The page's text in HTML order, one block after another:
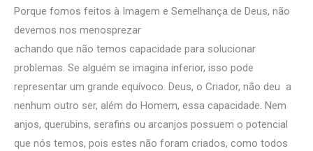
Porque fomos feitos à Imagem e Semelhança de Deus, não
devemos nos menosprezar
achando que não temos capacidade para solucionar
problemas. Se alguém se imagina inferior, isso pode
representar um grande equívoco. Deus, o Criador, não deu a
nenhum outro ser, além do Homem, essa capacidade. Nem
anjos, querubins, serafins ou arcanjos possuem o potencial
que nós temos, pois estes não foram criados, como todos